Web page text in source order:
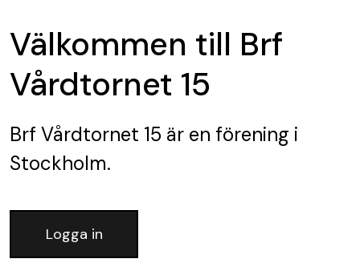
Välkommen till Brf
Vårdtornet 15
Brf Vårdtornet 15 är en förening i
Stockholm.
Logga in